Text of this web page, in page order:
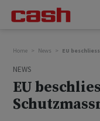
Home News EU
NEWS
EU